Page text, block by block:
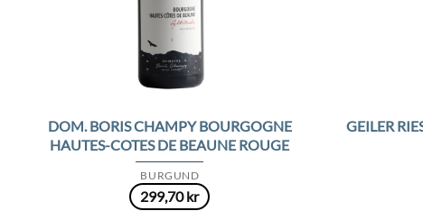
BURGUND
DOM. BORIS CHAMPY BOURGOGNE
HAUTES-COTES DE BEAUNE ROUGE
299,70kr
GEILER